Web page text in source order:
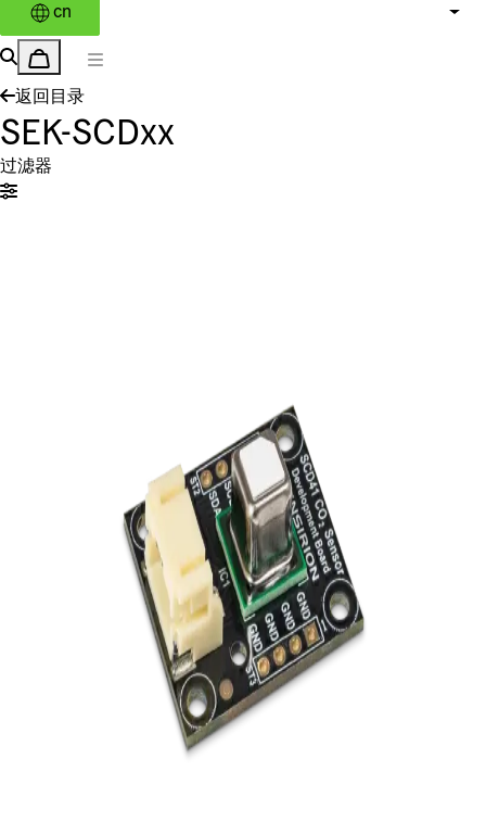
cn
返回目录
SEK-SCDxx
过滤器